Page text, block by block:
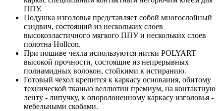
ППУ.
Подушка изголовья представляет собой многослойный
сэндвич, состоящий из нескольких слоев
высокоэластичного мягкого ППУ и нескольких слоев
полотна Hollcon.
При пошиве чехла используются нитки POLYART
высокой прочности, состоящие из непрерывных
полиамидных волокон, стойкими к истиранию.
Готовый чехол крепится к каркасу основания, обитому
технической тканью веллютин премиум, на контактную
ленту - липучку, к опоролоненному каркасу изголовья -
мебельными скобами.